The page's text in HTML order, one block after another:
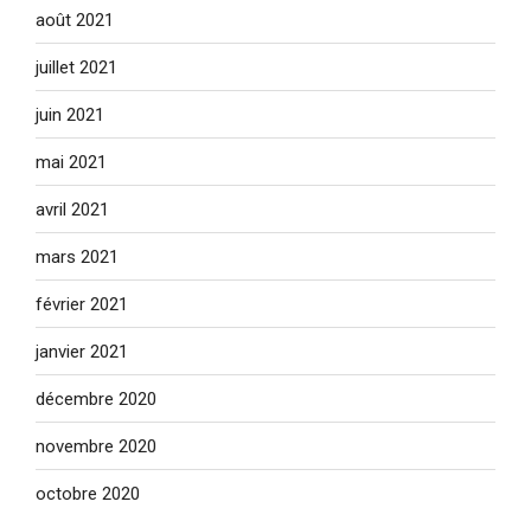
août 2021
juillet 2021
juin 2021
mai 2021
avril 2021
mars 2021
février 2021
janvier 2021
décembre 2020
novembre 2020
octobre 2020